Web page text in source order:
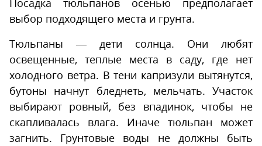
Посадка тюльпанов осенью предполагает
выбор подходящего места и грунта.
Тюльпаны — дети солнца. Они любят
освещенные, теплые места в саду, где нет
холодного ветра. В тени капризули вытянутся,
бутоны начнут бледнеть, мельчать. Участок
выбирают ровный, без впадинок, чтобы не
скапливалась влага. Иначе тюльпан может
загнить. Грунтовые воды не должны быть